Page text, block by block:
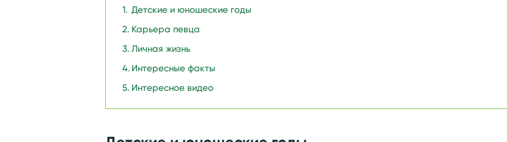
Детские и юношеские годы
Карьера певца
Личная жизнь
Интересные факты
Интересное видео